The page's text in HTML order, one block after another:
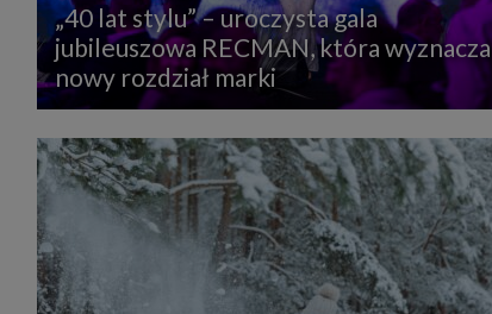
„40 lat stylu” – uroczysta gala
jubileuszowa RECMAN, która wyznacza
nowy rozdział marki